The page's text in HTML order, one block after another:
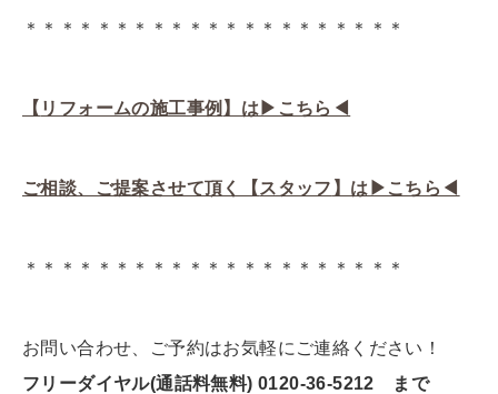
＊＊＊＊＊＊＊＊＊＊＊＊＊＊＊＊＊＊＊＊＊
【 リフォームの施工事例 】は▶こちら◀
ご相談、ご提案させて頂く【 スタッフ 】は▶こちら◀
＊＊＊＊＊＊＊＊＊＊＊＊＊＊＊＊＊＊＊＊＊
お問い合わせ、ご予約はお気軽にご連絡ください！
フリーダイヤル(通話料無料) 0120-36-5212 まで